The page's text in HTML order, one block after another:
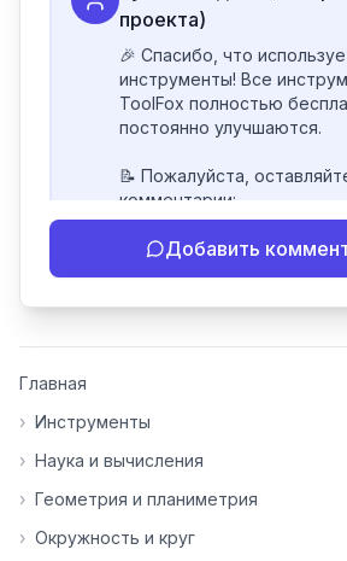
проекта)
🎉 Спасибо, что
инструменты! Все
ToolFox полностью
постоянно улучшаются.
📝 Пожалуйста,
комментарии:
- Если инструмент
некорректно
инструменты нуждаются в
основе вашей обратной
⭐ Если вам нравится
благодарен за отзыв о
Добавить
Главная
› Инструменты
› Наука и вычисления
› Геометрия и планиметрия
› Окружность и круг